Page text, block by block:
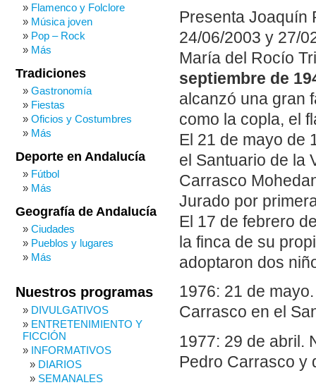
Presenta Joaquín
24/06/2003 y 27/
María del Rocío
septiembre de
alcanzó una gran
como la copla, el
El 21 de mayo de
el Santuario de la
Carrasco
Jurado por
El 17 de febrero
la finca de su
adoptaron dos
1976: 21 de
Carrasco en el
1977: 29 de abril.
Pedro Carrasco y
Flamenco y Folclore
Música joven
Pop – Rock
Más
Tradiciones
Gastronomía
Fiestas
Oficios y Costumbres
Más
Deporte en Andalucía
Fútbol
Más
Geografía de Andalucía
Ciudades
Pueblos y lugares
Más
Nuestros programas
DIVULGATIVOS
ENTRETENIMIENTO Y
FICCIÓN
INFORMATIVOS
DIARIOS
SEMANALES